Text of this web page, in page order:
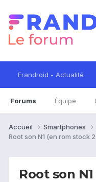
Frandroid - Actualité
Forums Équipe
Accueil Smartphones
Root son N1 (en rom stock
Root son